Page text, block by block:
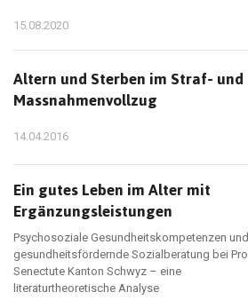
15.08.2020
Altern und Sterben im Straf- und
Massnahmenvollzug
14.04.2016
Ein gutes Leben im Alter mit
Ergänzungsleistungen
Psychosoziale Gesundheitskompetenzen und
gesundheitsfördernde Sozialberatung bei Pro
Senectute Kanton Schwyz – eine
literaturtheoretische Analyse